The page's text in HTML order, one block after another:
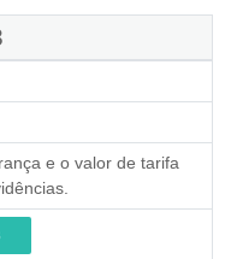
e o valor de tarifa